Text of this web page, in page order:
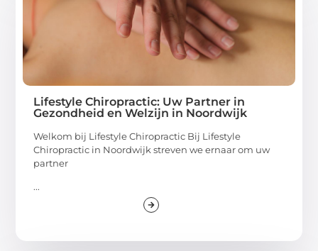
Lifestyle Chiropractic: Uw Partner in
Gezondheid en Welzijn in Noordwijk
Welkom bij Lifestyle Chiropractic Bij Lifestyle
Chiropractic in Noordwijk streven we ernaar om uw
partner
...